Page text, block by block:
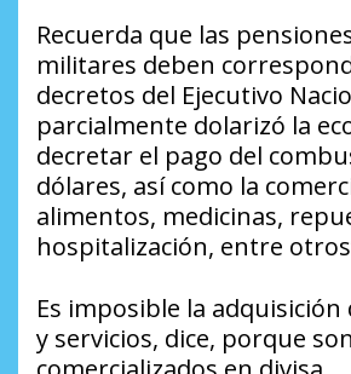
Recuerda que las
militares deben
decretos del Ejecutivo
parcialmente dolarizó la
decretar el pago del
dólares, así como la
alimentos, medicinas,
hospitalización, entre
Es imposible la
y servicios, dice, porque son